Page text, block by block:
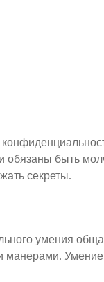
обязаны быть
секреты.
умения
Умение